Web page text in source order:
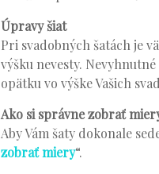
Úpravy šiat
Pri svadobných šatách je
výšku nevesty.
opätku vo výške Vašich
Ako si správne zobrať
Aby Vám šaty dokonale
zobrať miery“.